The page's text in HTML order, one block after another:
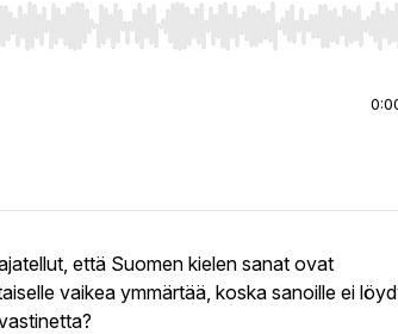
Right to seek, Home/End to jump to start
että Suomen kielen sanat ovat
vaikea ymmärtää, koska sanoille ei